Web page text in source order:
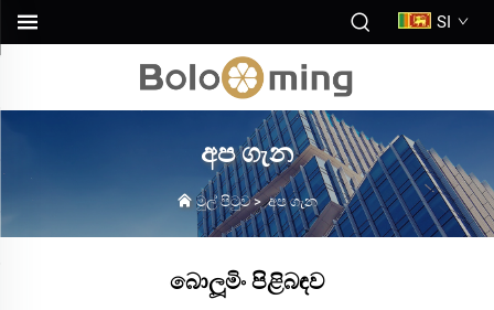
SI
අප ගැන
මුල් පිටුව>අප ගැන
බොලූමිං පිළිබඳව